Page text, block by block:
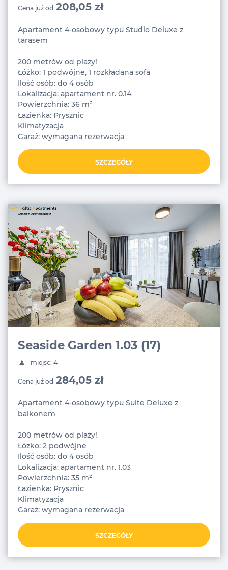
Cena już od 208,05 zł
Apartament 4-osobowy typu Studio Deluxe z
tarasem
200 metrów od plaży!
Łóżko: 1 podwójne, 1 rozkładana sofa
Ilość osób: do 4 osób
Lokalizacja: apartament nr. 0.14
Powierzchnia: 36 m²
Łazienka: Prysznic
Klimatyzacja
Garaż: wymagana rezerwacja
SZCZEGÓŁY
Seaside Garden 1.03 (17)
miejsc: 4
Cena już od 284,05 zł
Apartament 4-osobowy typu Suite Deluxe z
balkonem
200 metrów od plaży!
Łóżko: 2 podwójne
Ilość osób: do 4 osób
Lokalizacja: apartament nr. 1.03
Powierzchnia: 35 m²
Łazienka: Prysznic
Klimatyzacja
Garaż: wymagana rezerwacja
SZCZEGÓŁY